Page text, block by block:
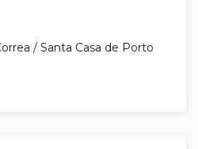
/ Santa Casa de Porto